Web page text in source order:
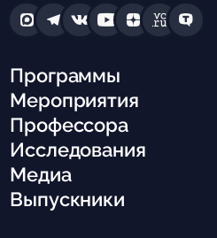
Программы
Мероприятия
Профессора
Исследования
Медиа
Выпускники